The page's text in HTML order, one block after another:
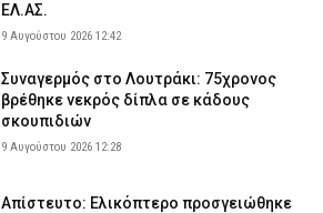
ΕΛ.ΑΣ.
9 Αυγούστου 2026 12:42
Συναγερμός στο Λουτράκι: 75χρονος
βρέθηκε νεκρός δίπλα σε κάδους
σκουπιδιών
9 Αυγούστου 2026 12:28
Απίστευτο: Ελικόπτερο προσγειώθηκε